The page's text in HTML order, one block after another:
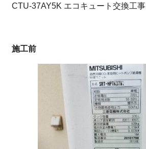
CTU-37AY5K エコキュート交換工事
施工前